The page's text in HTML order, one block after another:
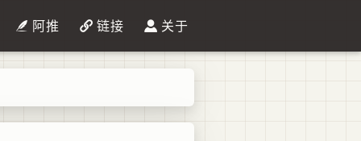
阿推 链接 关于